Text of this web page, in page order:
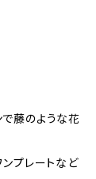
藤のような花
ンプレートなど